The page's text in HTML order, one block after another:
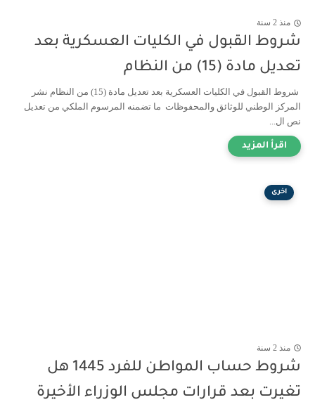
منذ 2 سنة
شروط القبول في الكليات العسكرية بعد
تعديل مادة (15) من النظام
شروط القبول في الكليات العسكرية بعد تعديل مادة (15) من النظام نشر
المركز الوطني للوثائق والمحفوظات ما تضمنه المرسوم الملكي من تعديل
نص ال...
اخرى
منذ 2 سنة
شروط حساب المواطن للفرد 1445 هل
تغيرت بعد قرارات مجلس الوزراء الأخيرة